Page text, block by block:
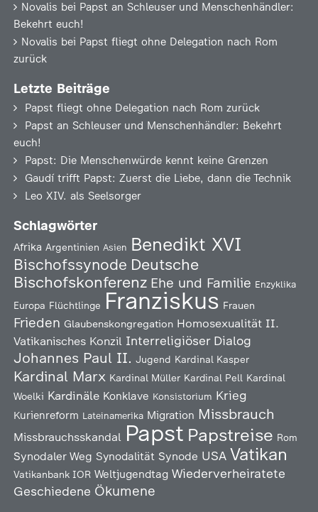
Novalis bei Papst an Schleuser und Menschenhändler:
Bekehrt euch!
Novalis bei Papst fliegt ohne Delegation nach Rom
zurück
Letzte Beiträge
Papst fliegt ohne Delegation nach Rom zurück
Papst an Schleuser und Menschenhändler: Bekehrt
euch!
Papst: Die Menschenwürde kennt keine Grenzen
Gaudí trifft Papst: Zuerst die Liebe, dann die Technik
Leo XIV. als Seelsorger
Schlagwörter
Afrika Argentinien Asien Benedikt XVI
Bischofssynode Deutsche
Bischofskonferenz Ehe und Familie Enzyklika
Europa Flüchtlinge Franziskus Frauen
Frieden Glaubenskongregation Homosexualität II.
Vatikanisches Konzil Interreligiöser Dialog
Johannes Paul II. Jugend Kardinal Kasper
Kardinal Marx Kardinal Müller Kardinal Pell Kardinal
Woelki Kardinäle Konklave Konsistorium Krieg
Kurienreform Lateinamerika Migration Missbrauch
Missbrauchsskandal Papst Papstreise Rom
Synodaler Weg Synodalität Synode USA Vatikan
Vatikanbank IOR Weltjugendtag Wiederverheiratete
Geschiedene Ökumene